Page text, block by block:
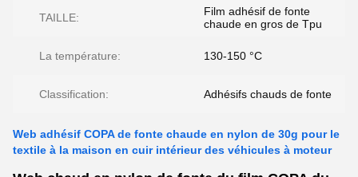
TAILLE:
Film adhésif de fonte
chaude en gros de Tpu
La température: 130-150 °C
Classification: Adhésifs chauds de fonte
Web adhésif COPA de fonte chaude en nylon de 30g pour le
textile à la maison en cuir intérieur des véhicules à moteur